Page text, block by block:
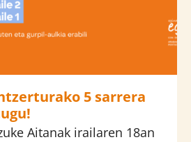
5 sarrera
Aitanak irailaren 18an